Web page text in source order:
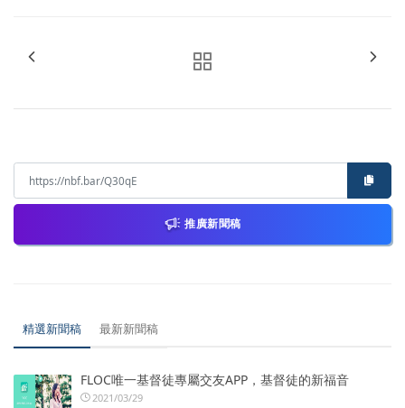
推廣新聞稿
精選新聞稿 最新新聞稿
FLOC唯一基督徒專屬交友APP，基督徒的新福音
2021/03/29